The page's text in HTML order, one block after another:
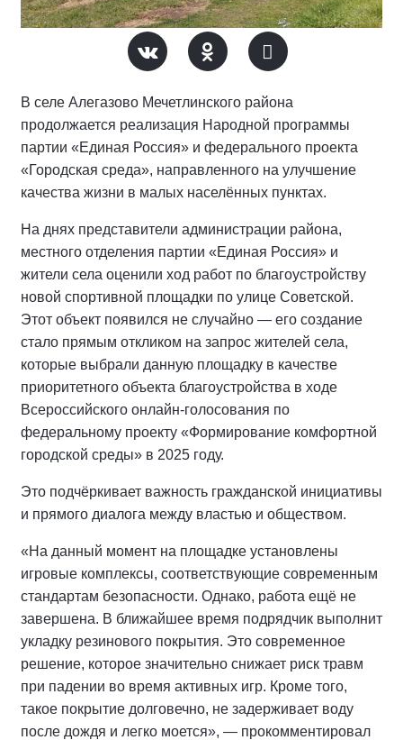
В селе Алегазово Мечетлинского района
продолжается реализация Народной программы
партии «Единая Россия» и федерального проекта
«Городская среда», направленного на улучшение
качества жизни в малых населённых пунктах.
На днях представители администрации района,
местного отделения партии «Единая Россия» и
жители села оценили ход работ по благоустройству
новой спортивной площадки по улице Советской.
Этот объект появился не случайно — его создание
стало прямым откликом на запрос жителей села,
которые выбрали данную площадку в качестве
приоритетного объекта благоустройства в ходе
Всероссийского онлайн-голосования по
федеральному проекту «Формирование комфортной
городской среды» в 2025 году.
Это подчёркивает важность гражданской инициативы
и прямого диалога между властью и обществом.
«На данный момент на площадке установлены
игровые комплексы, соответствующие современным
стандартам безопасности. Однако, работа ещё не
завершена. В ближайшее время подрядчик выполнит
укладку резинового покрытия. Это современное
решение, которое значительно снижает риск травм
при падении во время активных игр. Кроме того,
такое покрытие долговечно, не задерживает воду
после дождя и легко моется», — прокомментировал